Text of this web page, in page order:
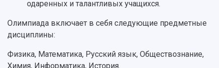
Устойчивое развитие
Кампус
Библиотека
Видеолекции
Областной конкурс "Молодой учёный"
деятельности
Журналы Самарского университета
Научные конференции
Патенты
одаренных и талантливых учащихся.
Олимпиада включает в себя следующие предметные
дисциплины:
Физика, Математика, Русский язык, Обществознание,
Химия, Информатика, История.